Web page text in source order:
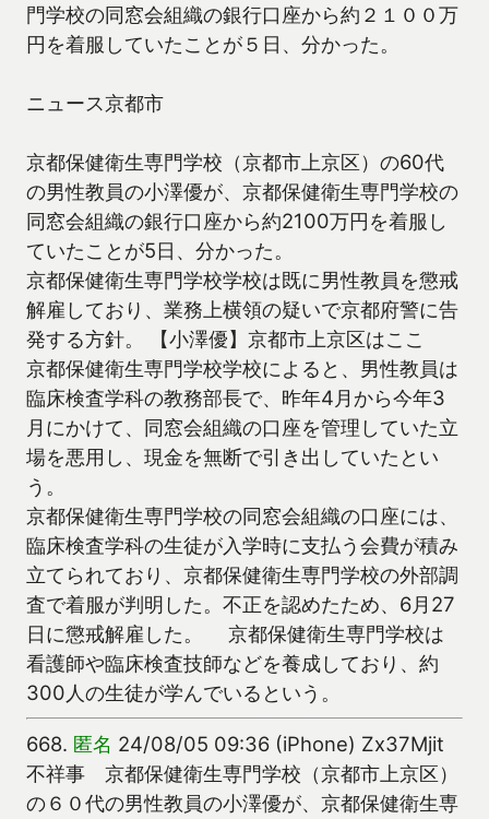
門学校の同窓会組織の銀行口座から約２１００万
円を着服していたことが５日、分かった。
ニュース京都市
京都保健衛生専門学校（京都市上京区）の60代
の男性教員の小澤優が、京都保健衛生専門学校の
同窓会組織の銀行口座から約2100万円を着服し
ていたことが5日、分かった。
京都保健衛生専門学校学校は既に男性教員を懲戒
解雇しており、業務上横領の疑いで京都府警に告
発する方針。 【小澤優】京都市上京区はここ
京都保健衛生専門学校学校によると、男性教員は
臨床検査学科の教務部長で、昨年4月から今年3
月にかけて、同窓会組織の口座を管理していた立
場を悪用し、現金を無断で引き出していたとい
う。
京都保健衛生専門学校の同窓会組織の口座には、
臨床検査学科の生徒が入学時に支払う会費が積み
立てられており、京都保健衛生専門学校の外部調
査で着服が判明した。不正を認めたため、6月27
日に懲戒解雇した。 京都保健衛生専門学校は
看護師や臨床検査技師などを養成しており、約
300人の生徒が学んでいるという。
668. 匿名 24/08/05 09:36 (iPhone) Zx37Mjit
不祥事 京都保健衛生専門学校（京都市上京区）
の６０代の男性教員の小澤優が、京都保健衛生専